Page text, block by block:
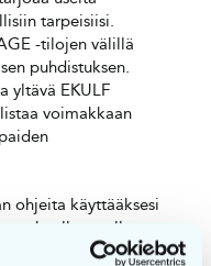
tarpeisiisi.
-tilojen välillä
puhdistuksen.
yltävä EKULF
voimakkaan
ohjeita käyttääksesi
tavalla.
välein